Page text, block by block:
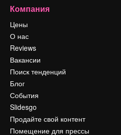
Компания
Цены
О нас
Reviews
Вакансии
Поиск тенденций
Блог
События
Slidesgo
Продайте свой контент
Помещение для прессы